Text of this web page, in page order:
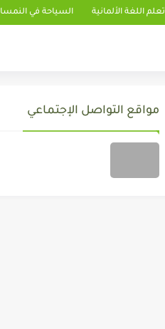
تعلم اللغة الألمانية السياحة في النمسا
مواقع التواصل الإجتماعي